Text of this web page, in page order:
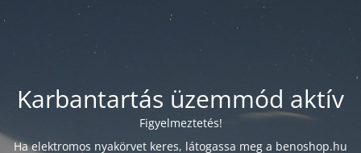
Karbantartás üzemmód aktív
Figyelmeztetés!
Ha elektromos nyakörvet keres, látogassa meg a benoshop.hu